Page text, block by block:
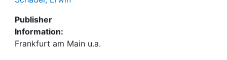
Publisher
Information:
Frankfurt am Main u.a.